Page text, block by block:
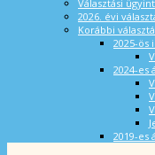
Választási
2026. évi
Korábbi
2025-ös
2024-es
2019-es